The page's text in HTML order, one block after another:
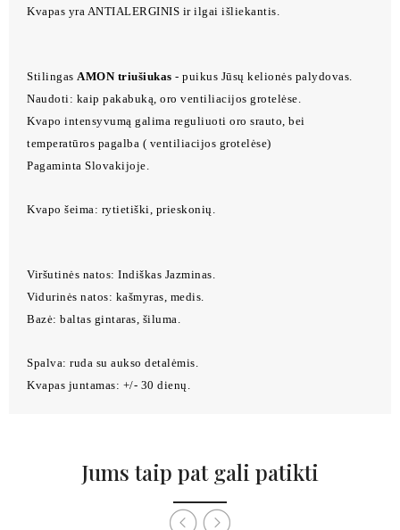
Kvapas yra ANTIALERGINIS ir ilgai išliekantis.
Stilingas AMON triušiukas - puikus Jūsų kelionės palydovas.
Naudoti: kaip pakabuką, oro ventiliacijos grotelėse.
Kvapo intensyvumą galima reguliuoti oro srauto, bei
temperatūros pagalba ( ventiliacijos grotelėse)
Pagaminta Slovakijoje.
Kvapo šeima: rytietiški, prieskonių.
Viršutinės natos: Indiškas Jazminas.
Vidurinės natos: kašmyras, medis.
Bazė: baltas gintaras, šiluma.
Spalva: ruda su aukso detalėmis.
Kvapas juntamas: +/- 30 dienų.
Jums taip pat gali patikti